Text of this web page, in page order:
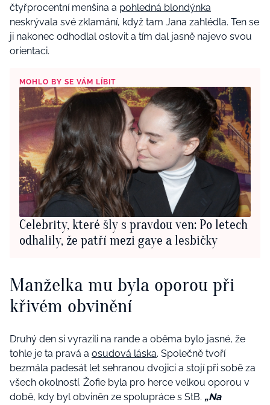
čtyřprocentní menšina a pohledná blondýnka
neskrývala své zklamání, když tam Jana zahlédla. Ten se
ji nakonec odhodlal oslovit a tím dal jasně najevo svou
orientaci.
MOHLO BY SE VÁM LÍBIT
Celebrity, které šly s pravdou ven: Po letech
odhalily, že patří mezi gaye a lesbičky
Manželka mu byla oporou při
křivém obvinění
Druhý den si vyrazili na rande a oběma bylo jasné, že
tohle je ta pravá a osudová láska. Společně tvoří
bezmála padesát let sehranou dvojici a stojí při sobě za
všech okolností. Žofie byla pro herce velkou oporou v
době, kdy byl obviněn ze spolupráce s StB. „Na